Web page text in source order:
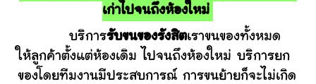
เก่าไปจนถึงห้องใหม่
บริการรับขนของรังสิตเราขนของทั้งหมด
ให้ลูกค้าตั้งแต่ห้องเดิม ไปจนถึงห้องใหม่ บริการยก
ของโดยทีมงานมีประสบการณ์ การขนย้ายก็จะไม่เกิด